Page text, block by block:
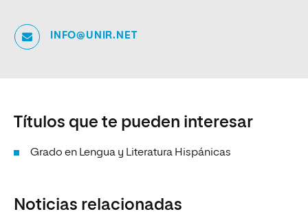
INFO@UNIR.NET
Títulos que te pueden interesar
Grado en Lengua y Literatura Hispánicas
Noticias relacionadas